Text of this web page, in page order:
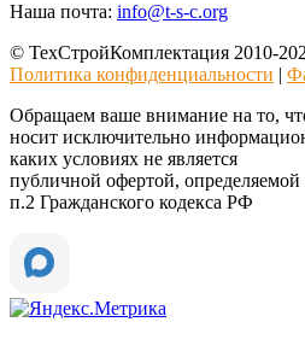
Наша почта: info@t-s-c.org
© ТехСтройКомплектация 2010-
Политика конфиденциальности
Обращаем ваше внимание на то,
носит исключительно
каких условиях не является
публичной офертой,
п.2 Гражданского кодекса РФ